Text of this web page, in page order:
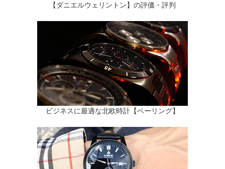
【ダニエルウェリントン】の評価・評判
ビジネスに最適な北欧時計【ベーリング】